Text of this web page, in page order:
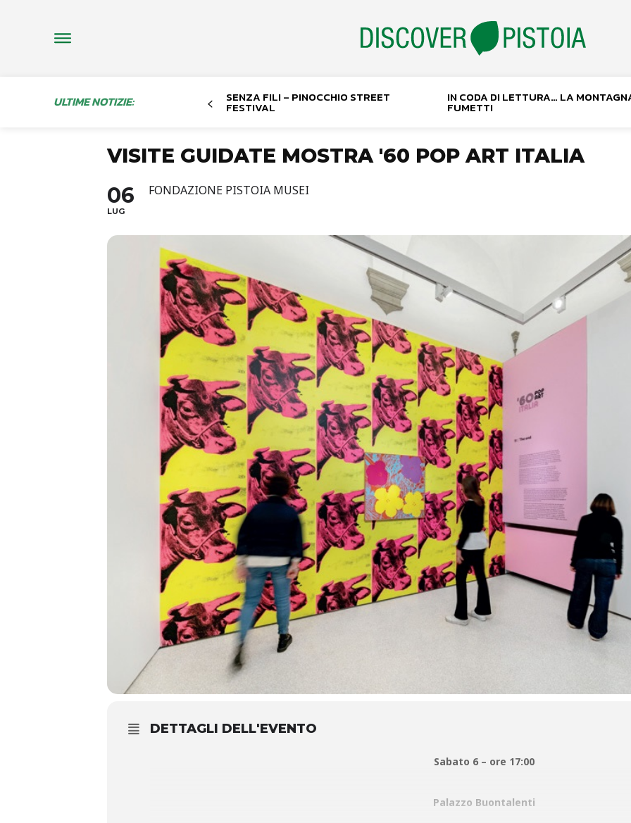
ULTIME NOTIZIE: SENZA FILI – PINOCCHIO STREET
FESTIVAL
IN CODA DI LETTURA… LA
FUMETTI
VISITE GUIDATE MOSTRA '60 POP ART ITALIA
06
LUG
FONDAZIONE PISTOIA MUSEI
DETTAGLI DELL'EVENTO
Sabato 6 – ore 17:00
Palazzo Buontalenti